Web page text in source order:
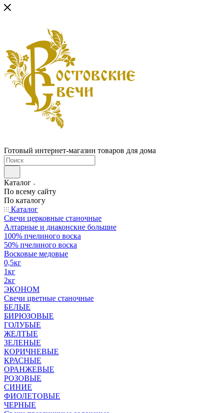
Готовый интернет-магазин товаров для дома
Каталог
По всему сайту
По каталогу
Каталог
Свечи церковные станочные
Алтарные и диаконские большие
100% пчелиного воска
50% пчелиного воска
Восковые медовые
0,5кг
1кг
2кг
ЭКОНОМ
Свечи цветные станочные
БЕЛЫЕ
БИРЮЗОВЫЕ
ГОЛУБЫЕ
ЖЕЛТЫЕ
ЗЕЛЕНЫЕ
КОРИЧНЕВЫЕ
КРАСНЫЕ
ОРАНЖЕВЫЕ
РОЗОВЫЕ
СИНИЕ
ФИОЛЕТОВЫЕ
ЧЕРНЫЕ